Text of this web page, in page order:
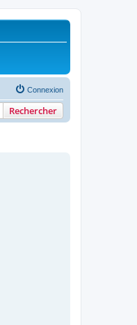
Connexion
Rechercher